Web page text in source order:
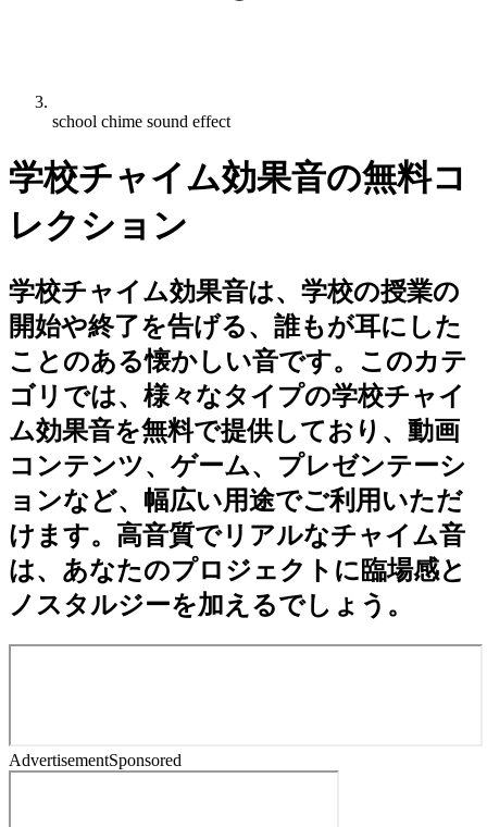
school chime sound effect
学校チャイム効果音の無料コ
レクション
学校チャイム効果音は、学校の授業の
開始や終了を告げる、誰もが耳にした
ことのある懐かしい音です。このカテ
ゴリでは、様々なタイプの学校チャイ
ム効果音を無料で提供しており、動画
コンテンツ、ゲーム、プレゼンテーシ
ョンなど、幅広い用途でご利用いただ
けます。高音質でリアルなチャイム音
は、あなたのプロジェクトに臨場感と
ノスタルジーを加えるでしょう。
AdvertisementSponsored